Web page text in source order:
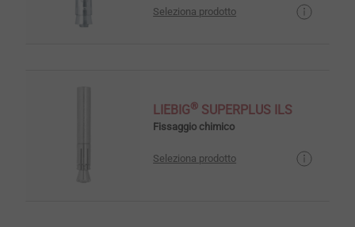
Seleziona prodotto
LIEBIG® SUPERPLUS ILS
Fissaggio chimico
Seleziona prodotto